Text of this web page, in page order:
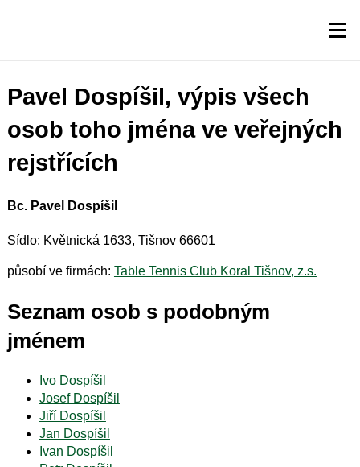
Pavel Dospíšil, výpis všech
osob toho jména ve veřejných
rejstřících
Bc. Pavel Dospíšil
Sídlo: Květnická 1633, Tišnov 66601
působí ve firmách: Table Tennis Club Koral Tišnov, z.s.
Seznam osob s podobným
jménem
Ivo Dospíšil
Josef Dospíšil
Jiří Dospíšil
Jan Dospíšil
Ivan Dospíšil